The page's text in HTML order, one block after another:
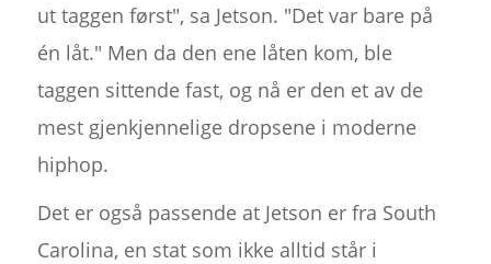
ut taggen først", sa Jetson. "Det var bare på
én låt." Men da den ene låten kom, ble
taggen sittende fast, og nå er den et av de
mest gjenkjennelige dropsene i moderne
hiphop.
Det er også passende at Jetson er fra South
Carolina, en stat som ikke alltid står i